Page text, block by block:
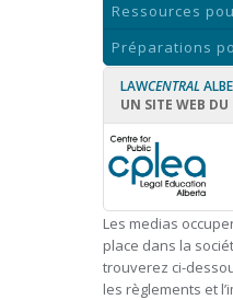
Ressources
Préparations
LAWCENTRAL
UN SITE WEB DU
Les medias
place dans la
trouverez ci-
les règlements et